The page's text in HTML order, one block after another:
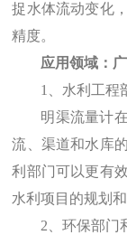
捉水体流动变化
精度。
应用领域：
1、水利工程
明渠流量计
流、渠道和水库
利部门可以更有
水利项目的规划
2、环保部门